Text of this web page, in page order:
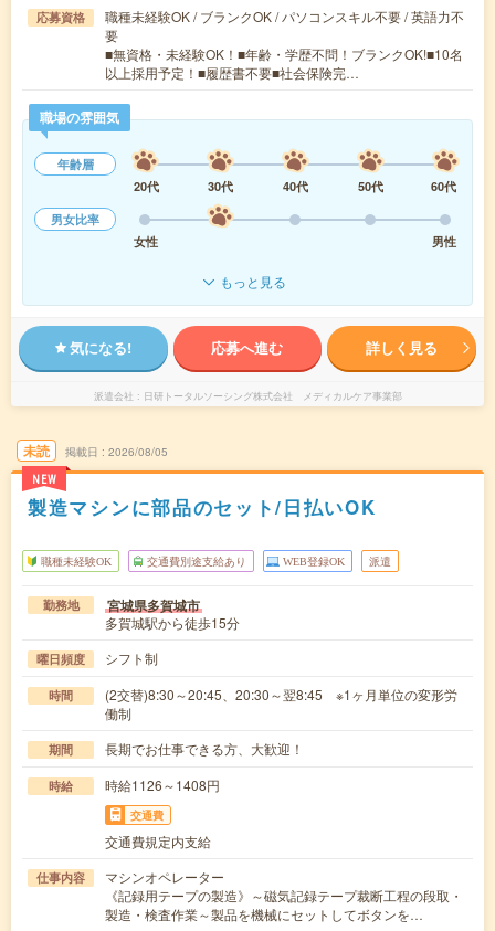
応募資格
職種未経験OK / ブランクOK / パソコンスキル不要 / 英語力不
要
■無資格・未経験OK！■年齢・学歴不問！ブランクOK!■10名
以上採用予定！■履歴書不要■社会保険完…
職場の雰囲気
年齢層
20代
30代 40代 50代
60代
男女比率
女性
男性
もっと見る
気になる! 応募へ進む 詳しく見る
派遣会社 日研トータルソーシング株式会社 メディカルケア事業部
未読
NEW
掲載日 2026/08/05
製造マシンに部品のセット/日払いOK
職種未経験OK 交通費別途支給あり WEB登録OK 派遣
勤務地 宮城県多賀城市
多賀城駅から徒歩15分
曜日頻度 シフト制
時間
(2交替)8:30～20:45、20:30～翌8:45 ※1ヶ月単位の変形労
働制
期間 長期でお仕事できる方、大歓迎！
時給 時給1126～1408円
交通費
交通費規定内支給
仕事内容
マシンオペレーター
《記録用テープの製造》～磁気記録テープ裁断工程の段取・
製造・検査作業～製品を機械にセットしてボタンを…